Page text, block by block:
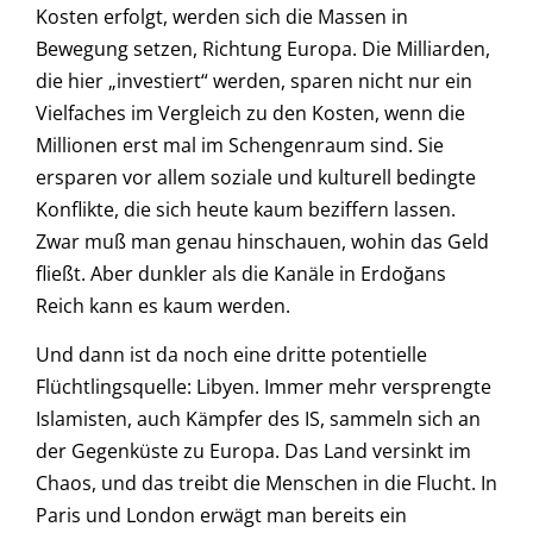
Kosten erfolgt, werden sich die Massen in
Bewegung setzen, Richtung Europa. Die Milliarden,
die hier „investiert“ werden, sparen nicht nur ein
Vielfaches im Vergleich zu den Kosten, wenn die
Millionen erst mal im Schengenraum sind. Sie
ersparen vor allem soziale und kulturell bedingte
Konflikte, die sich heute kaum beziffern lassen.
Zwar muß man genau hinschauen, wohin das Geld
fließt. Aber dunkler als die Kanäle in Erdoğans
Reich kann es kaum werden.
Und dann ist da noch eine dritte potentielle
Flüchtlingsquelle: Libyen. Immer mehr versprengte
Islamisten, auch Kämpfer des IS, sammeln sich an
der Gegenküste zu Europa. Das Land versinkt im
Chaos, und das treibt die Menschen in die Flucht. In
Paris und London erwägt man bereits ein